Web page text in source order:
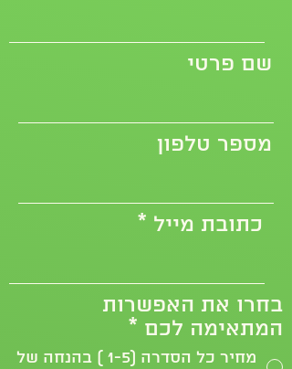
שם פרטי
מספר טלפון
כתובת מייל
בחרו את האפשרות
המתאימה לכם *
מחיר כל הסדרה (1-5 ) בהנחה של